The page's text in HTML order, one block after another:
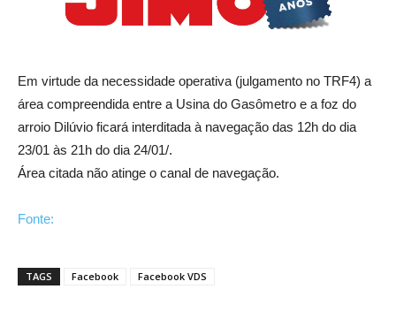
Em virtude da necessidade operativa (julgamento no TRF4) a
área compreendida entre a Usina do Gasômetro e a foz do
arroio Dilúvio ficará interditada à navegação das 12h do dia
23/01 às 21h do dia 24/01/.
Área citada não atinge o canal de navegação.
Fonte:
TAGS Facebook Facebook VDS